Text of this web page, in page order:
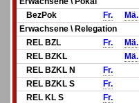
BezPok
Fr.
Mä.
Erwachsene \ Relegation
REL BZL
Fr.
Mä.
REL BZKL
Mä.
REL BZKL N
Fr.
REL BZKL S
Fr.
REL KL S
Fr.